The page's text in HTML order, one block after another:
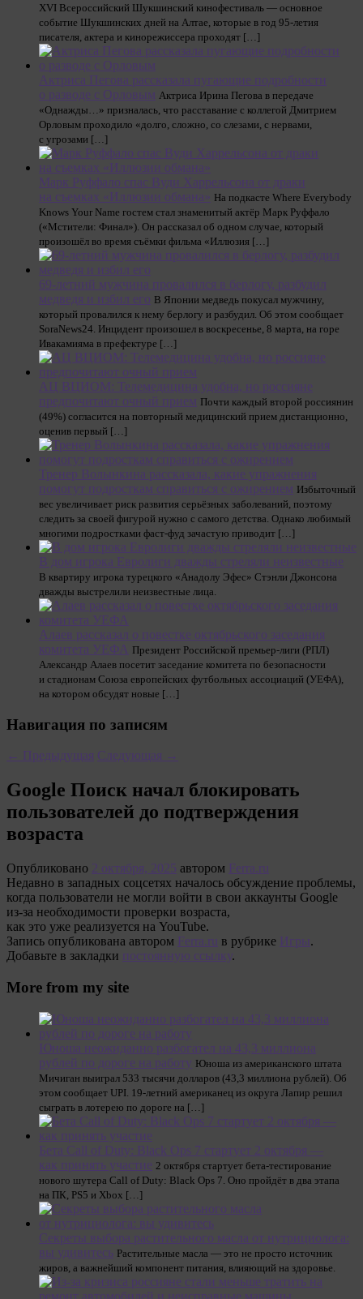
XVI Всероссийский Шукшинский кинофестиваль — основное
событие Шукшинских дней на Алтае, которые в год 95-летия
писателя, актера и кинорежиссера проходят […]
Актриса Пегова рассказала пугающие подробности
о разводе с Орловым Актриса Ирина Пегова в передаче
«Однажды…» призналась, что расставание с коллегой Дмитрием
Орловым проходило «долго, сложно, со слезами, с нервами,
с угрозами […]
Марк Руффало спас Вуди Харрельсона от драки
на съемках «Иллюзии обмана» На подкасте Where Everybody
Knows Your Name гостем стал знаменитый актёр Марк Руффало
(«Мстители: Финал»). Он рассказал об одном случае, который
произошёл во время съёмки фильма «Иллюзия […]
69-летний мужчина провалился в берлогу, разбудил
медведя и избил его В Японии медведь покусал мужчину,
который провалился к нему берлогу и разбудил. Об этом сообщает
SoraNews24. Инцидент произошел в воскресенье, 8 марта, на горе
Ивакамияма в префектуре […]
АЦ ВЦИОМ: Телемедицина удобна, но россияне
предпочитают очный прием Почти каждый второй россиянин
(49%) согласится на повторный медицинский прием дистанционно,
оценив первый […]
Тренер Волынкина рассказала, какие упражнения
помогут подросткам справиться с ожирением Избыточный
вес увеличивает риск развития серьёзных заболеваний, поэтому
следить за своей фигурой нужно с самого детства. Однако любимый
многими подростками фаст-фуд зачастую приводит […]
В дом игрока Евролиги дважды стреляли неизвестные
В квартиру игрока турецкого «Анадолу Эфес» Стэнли Джонсона
дважды выстрелили неизвестные лица.
Алаев рассказал о повестке октябрьского заседания
комитета УЕФА Президент Российской премьер-лиги (РПЛ)
Александр Алаев посетит заседание комитета по безопасности
и стадионам Союза европейских футбольных ассоциаций (УЕФА),
на котором обсудят новые […]
Навигация по записям
← Предыдущая Следующая →
Google Поиск начал блокировать
пользователей до подтверждения
возраста
Опубликовано 2 октября, 2025 автором Ferra.ru
Недавно в западных соцсетях началось обсуждение проблемы,
когда пользователи не могли войти в свои аккаунты Google
из-за необходимости проверки возраста,
как это уже реализуется на YouTube.
Запись опубликована автором Ferra.ru в рубрике Игры.
Добавьте в закладки постоянную ссылку.
More from my site
Юноша неожиданно разбогател на 43,3 миллиона
рублей по дороге на работу Юноша из американского штата
Мичиган выиграл 533 тысячи долларов (43,3 миллиона рублей). Об
этом сообщает UPI. 19-летний американец из округа Лапир решил
сыграть в лотерею по дороге на […]
Бета Call of Duty: Black Ops 7 стартует 2 октября —
как принять участие 2 октября стартует бета-тестирование
нового шутера Call of Duty: Black Ops 7. Оно пройдёт в два этапа
на ПК, PS5 и Xbox […]
Секреты выбора растительного масла от нутрициолога:
вы удивитесь Растительные масла — это не просто источник
жиров, а важнейший компонент питания, влияющий на здоровье.